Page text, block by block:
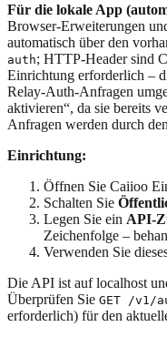
Für die lokale App
Browser-Erweiterungen
automatisch über den
auth; HTTP-Header sind
Einrichtung erforderlich –
Relay-Auth-Anfragen
aktivieren“, da sie bereits
Anfragen werden durch
Einrichtung:
Öffnen Sie Caiioo
Schalten Sie
Legen Sie ein API-
Zeichenfolge –
Verwenden Sie
Die API ist auf localhost
Überprüfen Sie GET /v1/
erforderlich) für den